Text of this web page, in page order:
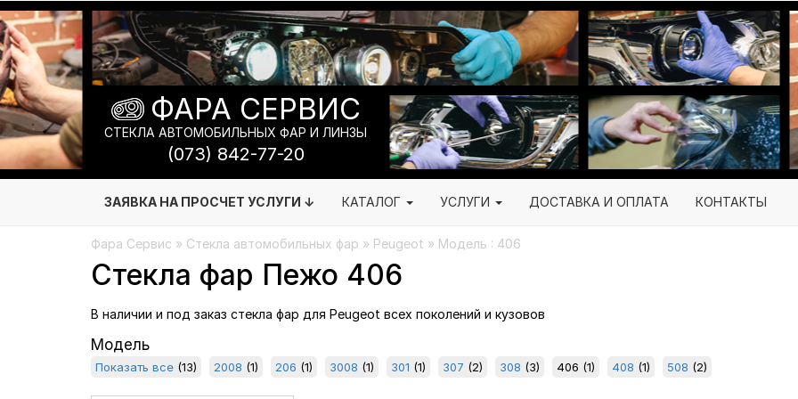
Фара Сервис » Стекла автомобильных фар » Peugeot » Модель : 406
Стекла фар Пежо 406
В наличии и под заказ стекла фар для Peugeot всех поколений и кузовов
Модель
Показать все (13) 2008 (1) 206 (1) 3008 (1) 301 (1) 307 (2) 308 (3) 406 (1) 408 (1) 508 (2)
ФАРА СЕРВИС
СТЕКЛА АВТОМОБИЛЬНЫХ ФАР И ЛИНЗЫ
(073) 842-77-20
ЗАЯВКА НА ПРОСЧЕТ УСЛУГИ ↓ КАТАЛОГ УСЛУГИ ДОСТАВКА И ОПЛАТА КОНТАКТЫ